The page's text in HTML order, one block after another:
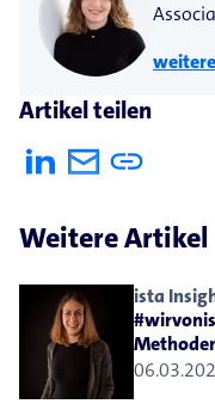
Artikel teilen
Weitere Artikel
ista